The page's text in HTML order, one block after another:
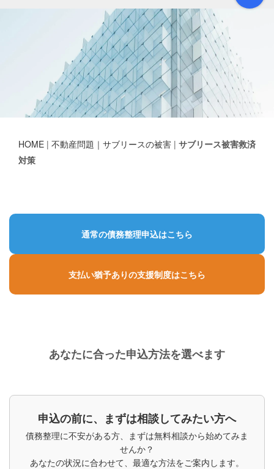
HOME | 不動産問題｜サブリースの被害 | サブリース被害救済
対策
通常の債務整理申込はこちら
支払い猶予ありの支援制度はこちら
あなたに合った申込方法を選べます
申込の前に、まずは相談してみたい方へ
債務整理に不安がある方、まずは無料相談から始めてみま
せんか？
あなたの状況に合わせて、最適な方法をご案内します。